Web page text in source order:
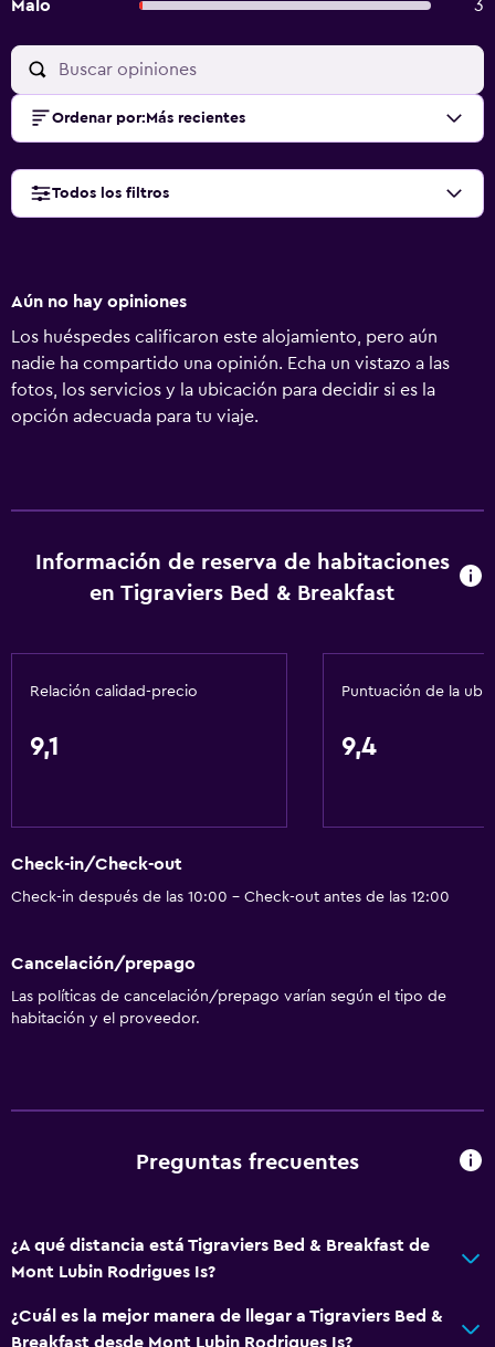
Malo
3
Ordenar por: Más recientes
Todos los filtros
Aún no hay opiniones
Los huéspedes calificaron este alojamiento, pero aún
nadie ha compartido una opinión. Echa un vistazo a las
fotos, los servicios y la ubicación para decidir si es la
opción adecuada para tu viaje.
Información de reserva de habitaciones
en Tigraviers Bed & Breakfast
Relación calidad-precio
9,1
Puntuación de la
9,4
Check-in/Check-out
Check-in después de las 10:00 - Check-out antes de las 12:00
Cancelación/prepago
Las políticas de cancelación/prepago varían según el tipo de
habitación y el proveedor.
Preguntas frecuentes
¿A qué distancia está Tigraviers Bed & Breakfast de
Mont Lubin Rodrigues Is?
¿Cuál es la mejor manera de llegar a Tigraviers Bed &
Breakfast desde Mont Lubin Rodrigues Is?